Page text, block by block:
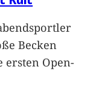
Becken
ersten Open-